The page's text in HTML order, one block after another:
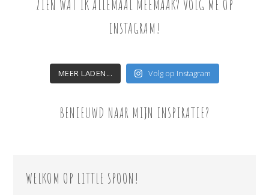
ZIEN WAT IK ALLEMAAL MEEMAAK? VOLG ME OP
INSTAGRAM!
MEER LADEN... Volg op Instagram
BENIEUWD NAAR MIJN INSPIRATIE?
WELKOM OP LITTLE SPOON!